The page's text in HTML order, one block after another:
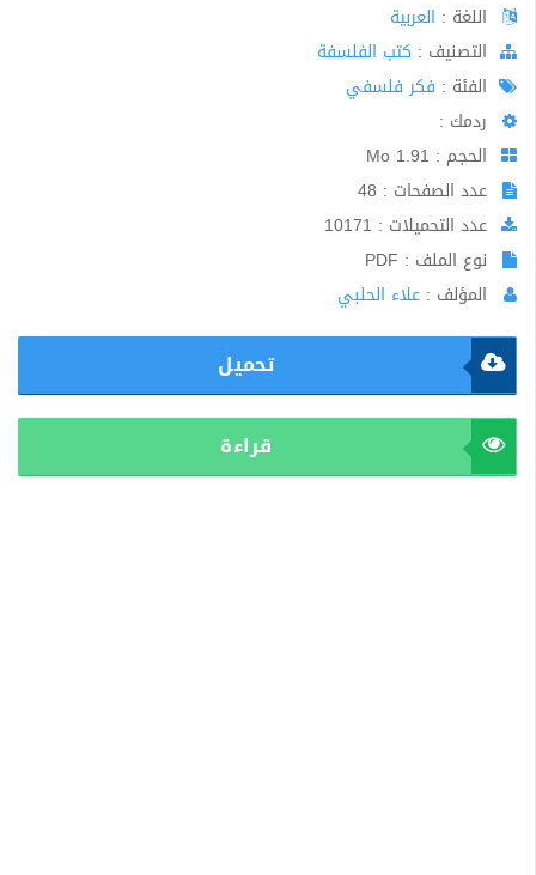
اللغة : العربية
اﻟﺘﺼﻨﻴﻒ : كتب الفلسفة
الفئة : فكر فلسفي
ردمك :
الحجم : 1.91 Mo
عدد الصفحات : 48
عدد التحميلات : 10171
نوع الملف : PDF
المؤلف : علاء الحلبي
تحميل
قراءة